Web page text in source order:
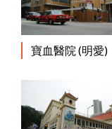
寶血醫院 (明愛)